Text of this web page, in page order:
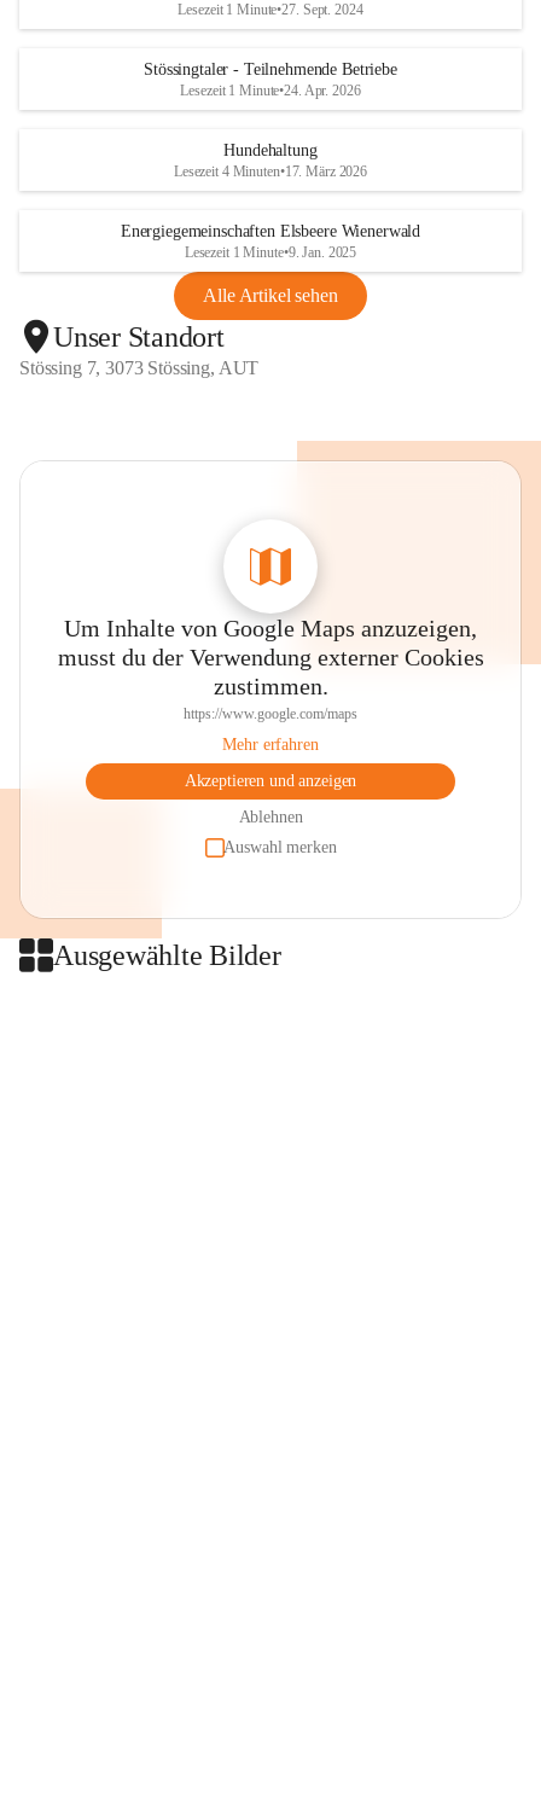
Lesezeit 1 Minute•27. Sept. 2024
Stössingtaler - Teilnehmende Betriebe
Lesezeit 1 Minute•24. Apr. 2026
Hundehaltung
Lesezeit 4 Minuten•17. März 2026
Energiegemeinschaften Elsbeere Wienerwald
Lesezeit 1 Minute•9. Jan. 2025
Alle Artikel sehen
Unser Standort
Stössing 7, 3073 Stössing, AUT
Um Inhalte von Google Maps anzuzeigen,
musst du der Verwendung externer Cookies
zustimmen.
https://www.google.com/maps
Mehr erfahren
Akzeptieren und anzeigen
Ablehnen
Auswahl merken
Ausgewählte Bilder